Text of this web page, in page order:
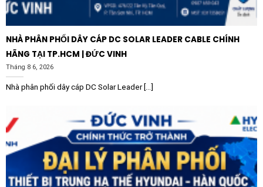
NHÀ PHÂN PHỐI DÂY CÁP DC SOLAR LEADER CABLE CHÍNH
HÃNG TẠI TP.HCM | ĐỨC VINH
Tháng 8 6, 2026
Nhà phân phối dây cáp DC Solar Leader [...]